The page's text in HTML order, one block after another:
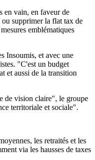
en vain, en faveur de
supprimer la flat tax de
emblématiques
Insoumis, et avec une
"C'est un budget
et aussi de la transition
de vision claire", le groupe
territoriale et sociale".
les retraités et les
via les hausses de taxes